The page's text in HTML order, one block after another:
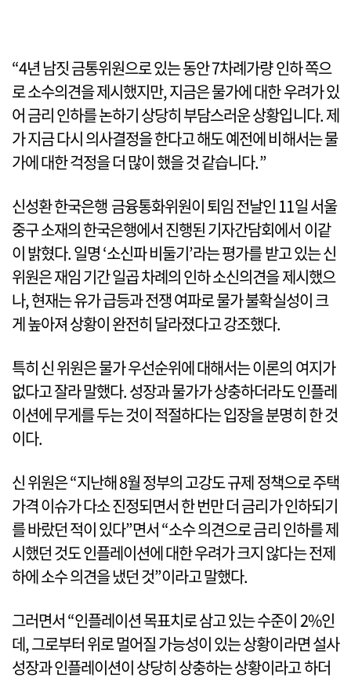
“4년 남짓 금통위원으로 있는 동안 7차례가량 인하 쪽으
로 소수의견을 제시했지만, 지금은 물가에 대한 우려가 있
어 금리 인하를 논하기 상당히 부담스러운 상황입니다. 제
가 지금 다시 의사결정을 한다고 해도 예전에 비해서는 물
가에 대한 걱정을 더 많이 했을 것 같습니다.”
신성환 한국은행 금융통화위원이 퇴임 전날인 11일 서울
중구 소재의 한국은행에서 진행된 기자간담회에서 이같
이 밝혔다. 일명 ‘소신파 비둘기’라는 평가를 받고 있는 신
위원은 재임 기간 일곱 차례의 인하 소신의견을 제시했으
나, 현재는 유가 급등과 전쟁 여파로 물가 불확실성이 크
게 높아져 상황이 완전히 달라졌다고 강조했다.
특히 신 위원은 물가 우선순위에 대해서는 이론의 여지가
없다고 잘라 말했다. 성장과 물가가 상충하더라도 인플레
이션에 무게를 두는 것이 적절하다는 입장을 분명히 한 것
이다.
신 위원은 “지난해 8월 정부의 고강도 규제 정책으로 주택
가격 이슈가 다소 진정되면서 한 번만 더 금리가 인하되기
를 바랐던 적이 있다”면서 “소수 의견으로 금리 인하를 제
시했던 것도 인플레이션에 대한 우려가 크지 않다는 전제
하에 소수 의견을 냈던 것”이라고 말했다.
그러면서 “인플레이션 목표치로 삼고 있는 수준이 2%인
데, 그로부터 위로 멀어질 가능성이 있는 상황이라면 설사
성장과 인플레이션이 상당히 상충하는 상황이라고 하더